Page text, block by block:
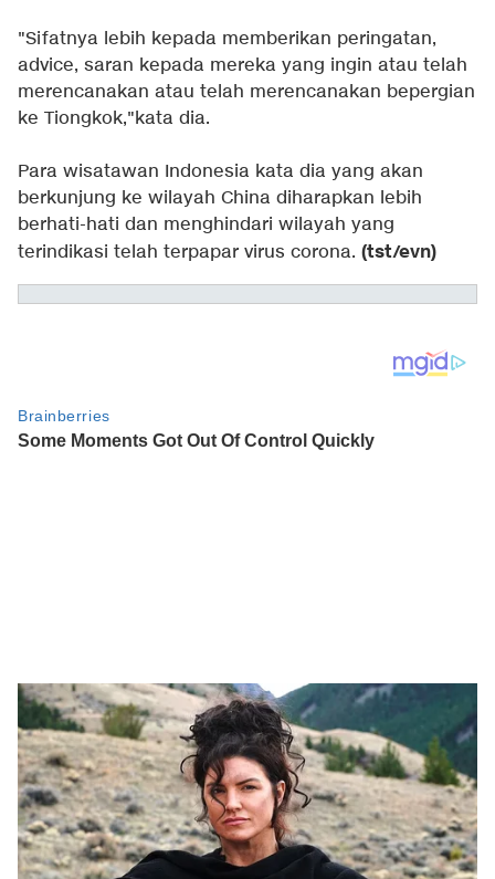
"Sifatnya lebih kepada memberikan peringatan,
advice, saran kepada mereka yang ingin atau telah
merencanakan atau telah merencanakan bepergian
ke Tiongkok,"kata dia.
Para wisatawan Indonesia kata dia yang akan
berkunjung ke wilayah China diharapkan lebih
berhati-hati dan menghindari wilayah yang
terindikasi telah terpapar virus corona. (tst/evn)